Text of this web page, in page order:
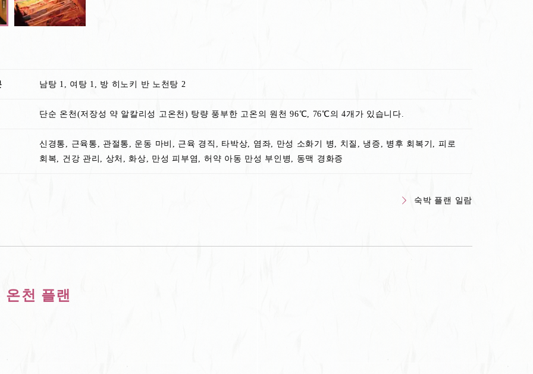
남탕 1, 여탕 1, 방 히노키 반 노천탕 2
단순 온천(저장성 약 알칼리성 고온천) 탕량 풍부한 고온의 원천 96℃, 76℃의 4개가 있습니다.
신경통, 근육통, 관절통, 운동 마비, 근육 경직, 타박상, 염좌, 만성 소화기 병, 치질, 냉증, 병후 회복기, 피로
회복, 건강 관리, 상처, 화상, 만성 피부염, 허약 아동 만성 부인병, 동맥 경화증
숙박 플랜 일람
온천 플랜